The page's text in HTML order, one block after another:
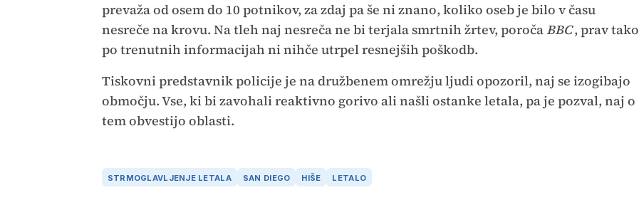
prevaža od osem do 10 potnikov, za zdaj pa še ni znano, koliko oseb je bilo v času
nesreče na krovu. Na tleh naj nesreča ne bi terjala smrtnih žrtev, poročaBBC, prav tako
po trenutnih informacijah ni nihče utrpel resnejših poškodb.
Tiskovni predstavnik policije je na družbenem omrežju ljudi opozoril, naj se izogibajo
območju. Vse, ki bi zavohali reaktivno gorivo ali našli ostanke letala, pa je pozval, naj o
tem obvestijo oblasti.
STRMOGLAVLJENJE LETALA SAN DIEGO HIŠE LETALO